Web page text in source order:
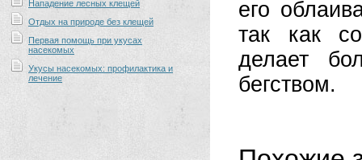
Нападение лесных клещей
Отдых на природе без клещей
Первая помощь при укусах
насекомых
Укусы насекомых: профилактика и
лечение
его
так как
делает
бегством.